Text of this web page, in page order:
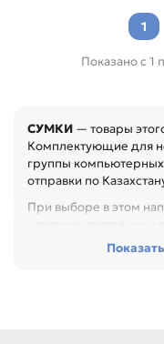
1
Показано с 1
СУМКИ — товары
Комплектующие для
группы компьютерных
отправки по
При выборе в этом
Перед покупкой